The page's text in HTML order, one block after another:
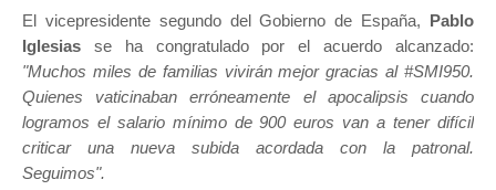
El vicepresidente segundo del Gobierno de España, Pablo
Iglesias se ha congratulado por el acuerdo alcanzado:
"Muchos miles de familias vivirán mejor gracias al #SMI950.
Quienes vaticinaban erróneamente el apocalipsis cuando
logramos el salario mínimo de 900 euros van a tener difícil
criticar una nueva subida acordada con la patronal.
Seguimos".